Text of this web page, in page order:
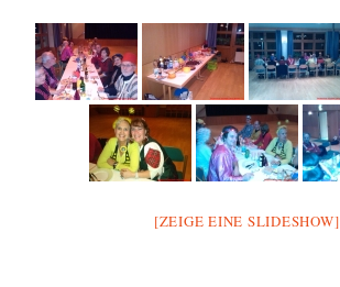
[ZEIGE EINE SLIDESHOW]